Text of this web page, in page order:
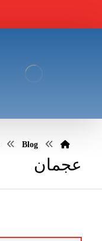
Blog
عجمان